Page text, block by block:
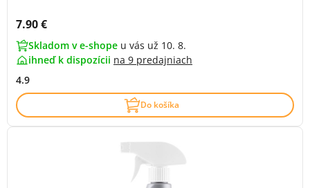
Cena s DPH:
7.90 €
Skladom v e-shope u vás už 10. 8.
ihneď k dispozícii na 9 predajniach
4.9
Do košíka